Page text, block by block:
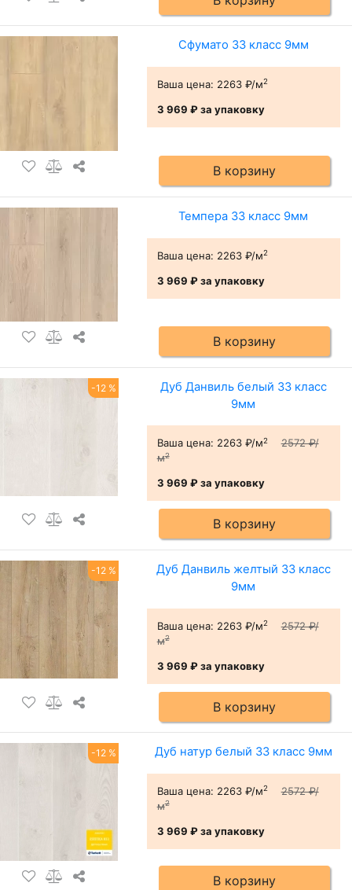
Сфумато 33 класс 9мм
Ваша цена: 2263 ₽/м2
3 969 ₽за упаковку
В корзину
Темпера 33 класс 9мм
Ваша цена: 2263 ₽/м2
3 969 ₽за упаковку
В корзину
-12 %
Дуб Данвиль белый 33 класс
9мм
Ваша цена: 2263 ₽/м2
2572 ₽/
м2
3 969 ₽за упаковку
В корзину
-12 %
Дуб Данвиль желтый 33 класс
9мм
Ваша цена: 2263 ₽/м2
2572 ₽/
м2
3 969 ₽за упаковку
В корзину
-12 % Дуб натур белый 33 класс 9мм
Ваша цена: 2263 ₽/м2
2572 ₽/
м2
3 969 ₽за упаковку
В корзину